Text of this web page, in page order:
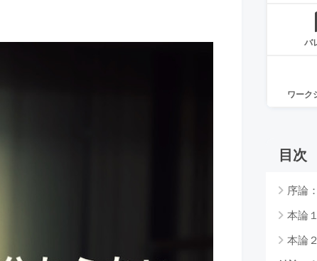
バ
ワーク
目次
序論
本論
本論